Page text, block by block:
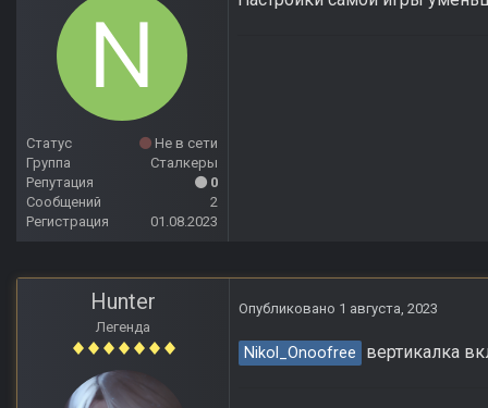
Статус
Не в сети
Группа
Сталкеры
Репутация
0
Сообщений
2
Регистрация
01.08.2023
Hunter
Легенда
Опубликовано 1 августа, 2023
Nikol_Onoofree вертикалка